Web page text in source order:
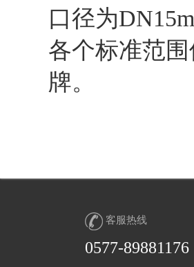
口径为
各个标准范
牌。
客服热线
0577-89881176